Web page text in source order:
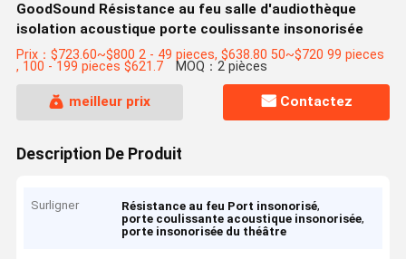
GoodSound Résistance au feu salle d'audiothèque
isolation acoustique porte coulissante insonorisée
Prix：$723.60~$800 2 - 49 pieces, $638.80 50~$720 99 pieces
, 100 - 199 pieces $621.7 MOQ：2 pièces
meilleur prix Contactez
Description De Produit
Surligner Résistance au feu Port insonorisé,
porte coulissante acoustique insonorisée,
porte insonorisée du théâtre